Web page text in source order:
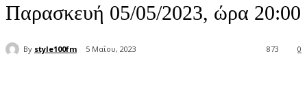
Παρασκευή 05/05/2023, ώρα 20:00
By style100fm 5 Μαΐου, 2023 0
873